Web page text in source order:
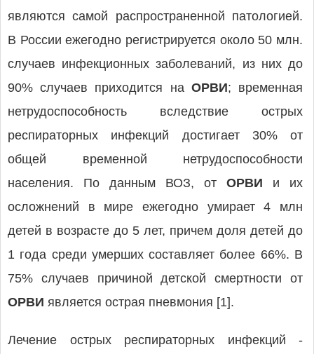
являются самой распространенной патологией.
В России ежегодно регистрируется около 50 млн.
случаев инфекционных заболеваний, из них до
90% случаев приходится на ОРВИ; временная
нетрудоспособность вследствие острых
респираторных инфекций достигает 30% от
общей временной нетрудоспособности
населения. По данным ВОЗ, от ОРВИ и их
осложнений в мире ежегодно умирает 4 млн
детей в возрасте до 5 лет, причем доля детей до
1 года среди умерших составляет более 66%. В
75% случаев причиной детской смертности от
ОРВИ является острая пневмония [1].
Лечение острых респираторных инфекций -